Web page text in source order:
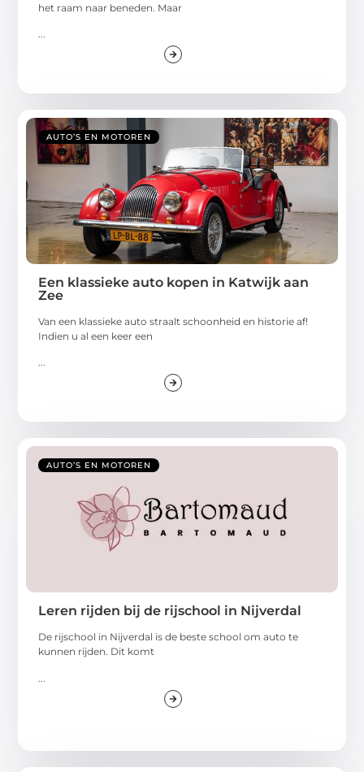
het raam naar beneden. Maar
AUTO’S EN MOTOREN
Een klassieke auto kopen in Katwijk aan
Zee
Van een klassieke auto straalt schoonheid en historie af!
Indien u al een keer een
...
AUTO’S EN MOTOREN
Leren rijden bij de rijschool in Nijverdal
De rijschool in Nijverdal is de beste school om auto te
kunnen rijden. Dit komt